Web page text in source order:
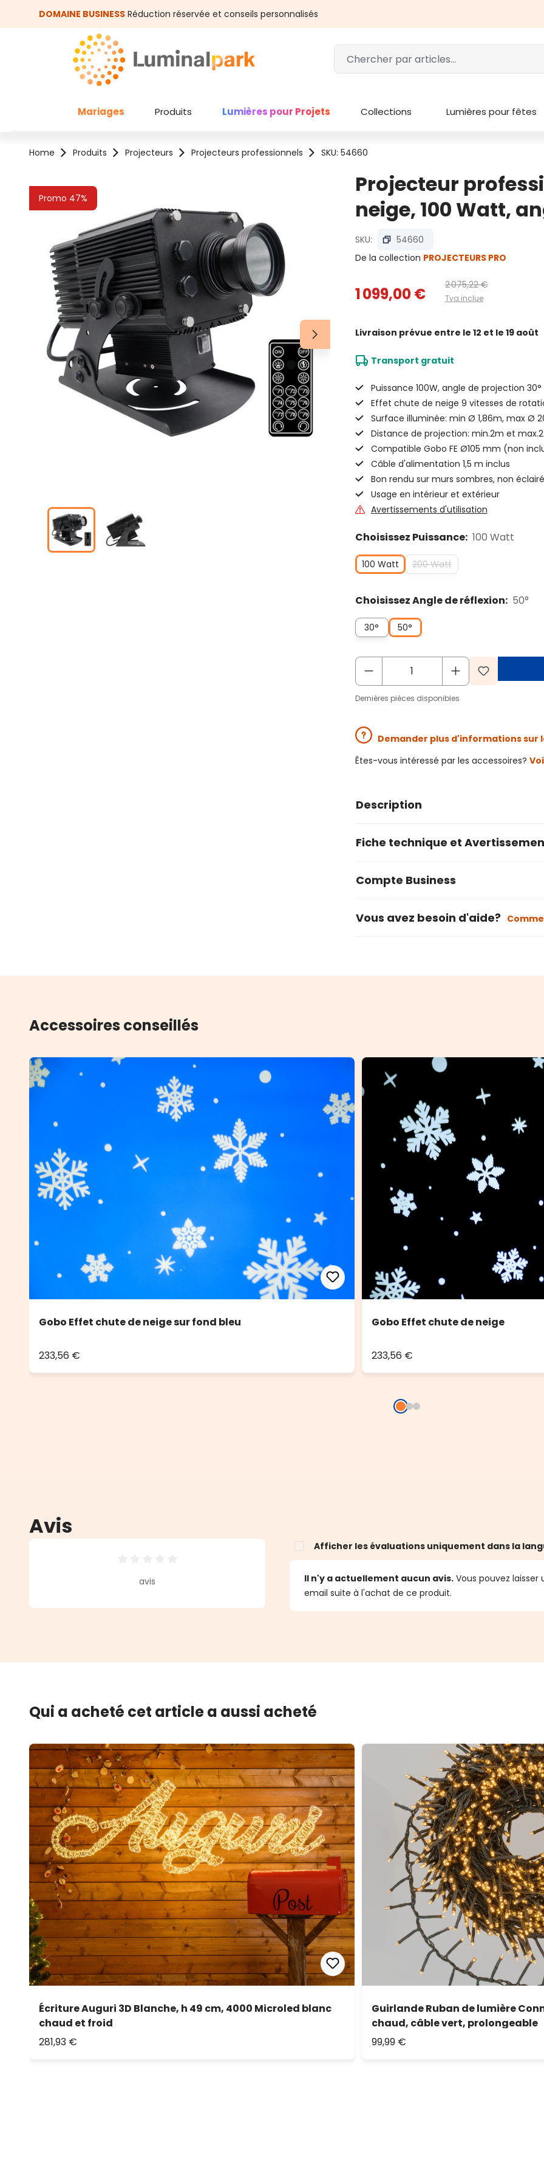
au contenu principal
Passer à la recherche
DOMAINE BUSINESS Réduction réservée et conseils personnalisés
Mariages Produits Lumières pour Projets Collections Lumières pour fêtes
Home Produits Projecteurs Projecteurs professionnels SKU: 54660
Promo 47%
Projecteur
neige, 100 Watt,
SKU:
54660
De la collection PROJECTEURS PRO
1 099,00 € 2 075,22 €
Tva inclue
Livraison prévue entre le 12 et le 19 août
Transport gratuit
Puissance 100W, angle de projection 30°
Effet chute de neige 9 vitesses de
Surface illuminée: min Ø 1,86m, max Ø
Distance de projection: min.2m et
Compatible Gobo FE Ø105 mm (non
Câble d'alimentation 1,5 m inclus
Bon rendu sur murs sombres, non
Usage en intérieur et extérieur
Avertissements d'utilisation
Choisissez Puissance: 100 Watt
100 Watt 200 Watt
Choisissez Angle de réflexion: 50°
30° 50°
Dernières pièces disponibles
Demander plus d'informations sur
Êtes-vous intéressé par les accessoires?
Description
Fiche technique et
Compte Business
Vous avez besoin d'aide?
Accessoires conseillés
Gobo Effet chute de neige sur fond bleu
233,56 €
Gobo Effet chute de neige
233,56 €
Avis
Note moyenne de 0 sur 5 étoiles
avis
Afficher les évaluations uniquement dans la
Il n'y a actuellement aucun avis. Vous pouvez
email suite à l'achat de ce produit.
Qui a acheté cet article a aussi acheté
Écriture Auguri 3D Blanche, h 49 cm, 4000 Microled blanc
chaud et froid
281,93 €
Guirlande Ruban de lumière
chaud, câble vert, prolongeable
99,99 €